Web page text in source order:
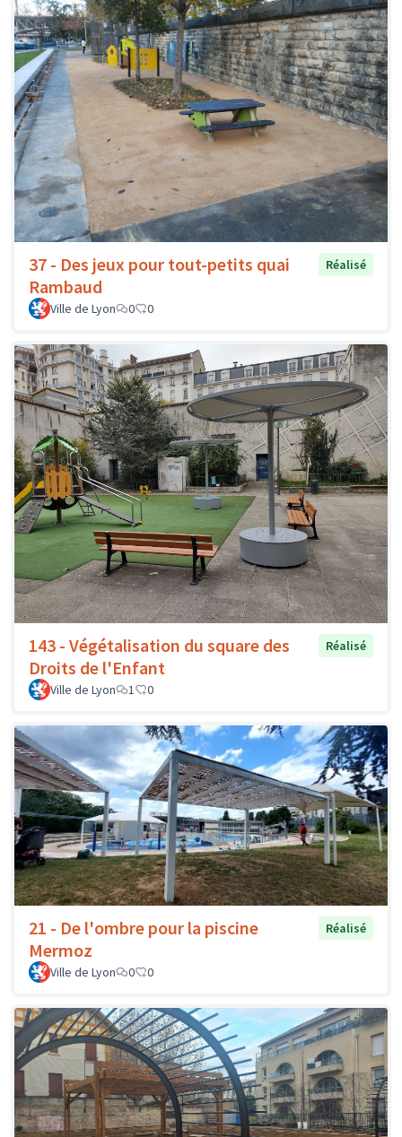
37 - Des jeux pour tout-petits quai
Rambaud
Réalisé
Ville de Lyon 0 0
143 - Végétalisation du square des
Droits de l'Enfant
Réalisé
Ville de Lyon 1 0
21 - De l'ombre pour la piscine
Mermoz
Réalisé
Ville de Lyon 0 0